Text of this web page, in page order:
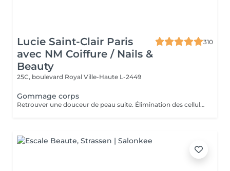
Lucie Saint-Clair Paris
avec NM Coiffure / Nails &
Beauty
310
25C, boulevard Royal Ville-Haute L-2449
Gommage corps
Retrouver une douceur de peau suite. Élimination des cellules mortes présentes à la surface de la peau stimulant ainsi le renouvellement cellulaire naturel.